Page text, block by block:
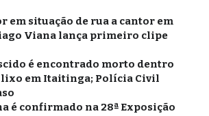
em situação de rua a cantor em
Viana lança primeiro clipe
é encontrado morto dentro
lixo em Itaitinga; Polícia Civil
é confirmado na 28ª Exposição